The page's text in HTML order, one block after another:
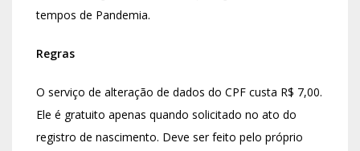
tempos de Pandemia.
Regras
O serviço de alteração de dados do CPF custa R$ 7,00.
Ele é gratuito apenas quando solicitado no ato do
registro de nascimento. Deve ser feito pelo próprio